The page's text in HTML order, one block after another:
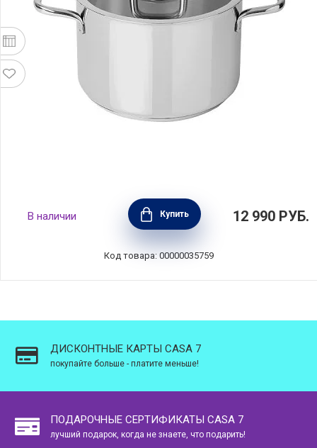
Кастрюля COMFORT GLASS 2,2 л, диаметр 16
см, нержавеющая сталь, Silampos,
Португалия, 632122WR6616100
В наличии Купить 12 990 РУБ.
Код товара: 00000035759
ДИСКОНТНЫЕ КАРТЫ CASA 7
покупайте больше - платите меньше!
ПОДАРОЧНЫЕ СЕРТИФИКАТЫ CASA 7
лучший подарок, когда не знаете, что подарить!